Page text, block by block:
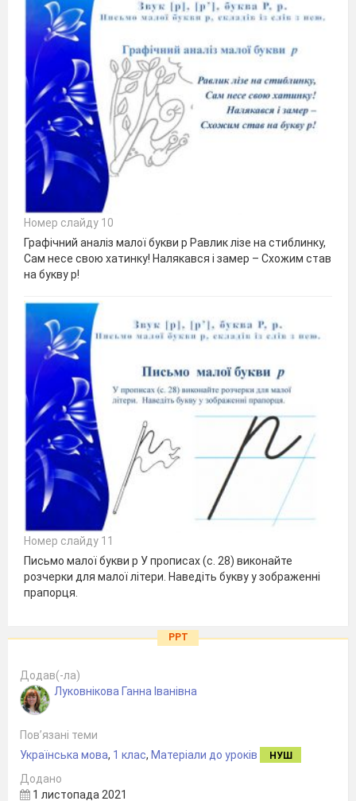
Номер слайду 10
Графічний аналіз малої букви р Равлик лізе на стиблинку,
Сам несе свою хатинку! Налякався і замер – Схожим став
на букву р!
Номер слайду 11
Письмо малої букви р У прописах (с. 28) виконайте
розчерки для малої літери. Наведіть букву у зображенні
прапорця.
PPT
Додав(-ла)
Луковнікова Ганна Іванівна
Пов’язані теми
Українська мова, 1 клас, Матеріали до уроків НУШ
Додано
1 листопада 2021